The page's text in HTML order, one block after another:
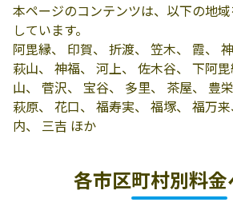
本ページのコンテンツは、以下の地
しています。
阿毘縁、 印賀、 折渡、 笠木、 霞、
萩山、 神福、 河上、 佐木谷、 下阿
山、 菅沢、 宝谷、 多里、 茶屋、 豊
萩原、 花口、 福寿実、 福塚、 福万
内、 三吉 ほか
各市区町村別料